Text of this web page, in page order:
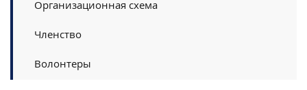
Организационная схема
Членство
Волонтеры